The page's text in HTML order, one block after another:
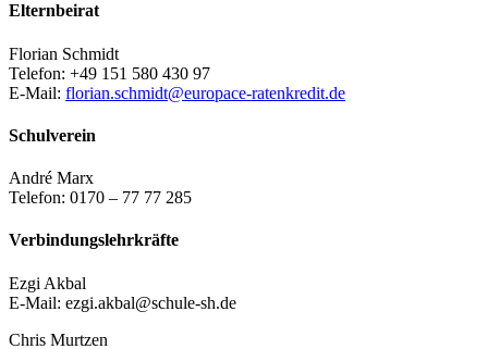
Elternbeirat
Florian Schmidt
Telefon: +49 151 580 430 97
E-Mail: florian.schmidt@europace-ratenkredit.de
Schulverein
André Marx
Telefon: 0170 – 77 77 285
Verbindungslehrkräfte
Ezgi Akbal
E-Mail: ezgi.akbal@schule-sh.de
Chris Murtzen